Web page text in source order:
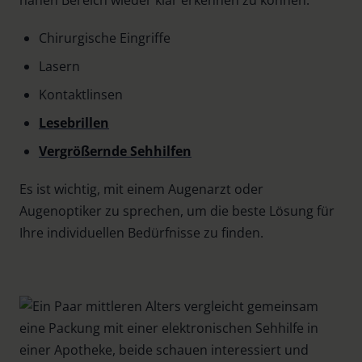
Chirurgische Eingriffe
Lasern
Kontaktlinsen
Lesebrillen
Vergrößernde Sehhilfen
Es ist wichtig, mit einem Augenarzt oder
Augenoptiker zu sprechen, um die beste Lösung für
Ihre individuellen Bedürfnisse zu finden.